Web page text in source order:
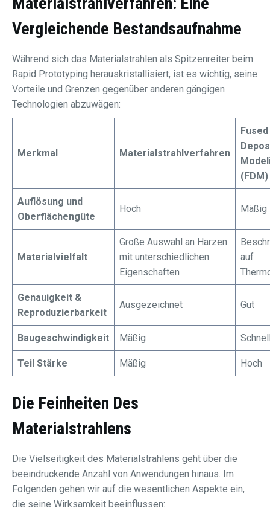
Vergleichende Bestandsaufnahme
Während sich das Materialstrahlen als Spitzenreiter beim
Rapid Prototyping herauskristallisiert, ist es wichtig, seine
Vorteile und Grenzen gegenüber anderen gängigen
Technologien abzuwägen:
Merkmal Materialstrahlverfahren
Fused
(FDM)
Auflösung und
Oberflächengüte
Hoch Mäßig
Materialvielfalt
Große Auswahl an Harzen
mit unterschiedlichen
Eigenschaften
auf
Genauigkeit &
Reproduzierbarkeit
Ausgezeichnet Gut
Baugeschwindigkeit Mäßig
Teil Stärke Mäßig Hoch
Die Feinheiten Des
Materialstrahlens
Die Vielseitigkeit des Materialstrahlens geht über die
beeindruckende Anzahl von Anwendungen hinaus. Im
Folgenden gehen wir auf die wesentlichen Aspekte ein,
die seine Wirksamkeit beeinflussen: